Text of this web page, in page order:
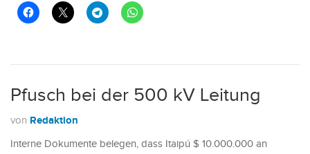
Pfusch bei der 500 kV Leitung
von Redaktion
Interne Dokumente belegen, dass Itaipú $ 10.000.000 an